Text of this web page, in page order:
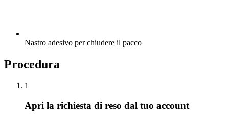
Nastro adesivo per chiudere il pacco
Procedura
1
Apri la richiesta di reso dal tuo account